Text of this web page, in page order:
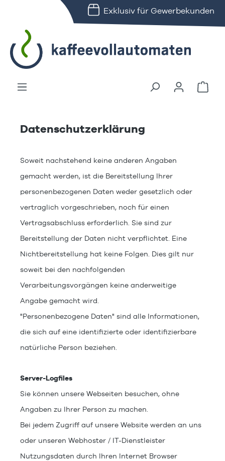
Exklusiv für Gewerbekunden
Datenschutzerklärung
Soweit nachstehend keine anderen Angaben
gemacht werden, ist die Bereitstellung Ihrer
personenbezogenen Daten weder gesetzlich oder
vertraglich vorgeschrieben, noch für einen
Vertragsabschluss erforderlich. Sie sind zur
Bereitstellung der Daten nicht verpflichtet. Eine
Nichtbereitstellung hat keine Folgen. Dies gilt nur
soweit bei den nachfolgenden
Verarbeitungsvorgängen keine anderweitige
Angabe gemacht wird.
"Personenbezogene Daten" sind alle Informationen,
die sich auf eine identifizierte oder identifizierbare
natürliche Person beziehen.
Server-Logfiles
Sie können unsere Webseiten besuchen, ohne
Angaben zu Ihrer Person zu machen.
Bei jedem Zugriff auf unsere Website werden an uns
oder unseren Webhoster / IT-Dienstleister
Nutzungsdaten durch Ihren Internet Browser